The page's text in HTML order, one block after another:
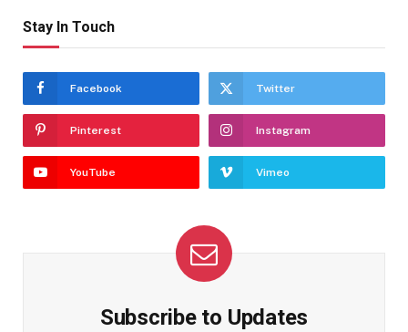
Stay In Touch
Facebook Twitter
Pinterest Instagram
YouTube Vimeo
Subscribe to Updates